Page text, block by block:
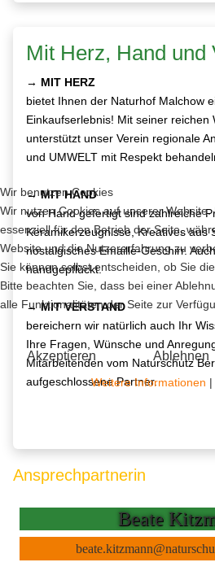
Mit Herz, Hand und
→ MIT HERZ
bietet Ihnen der Naturhof Malchow
Einkaufserlebnis! Mit seiner reichen
unterstützt unser Verein regionale
und UMWELT mit Respekt
→MIT HAND
von Hand gefertigt sind zahlreiche
Keramikerzeugnisse, Kreatives aus
nostalgisches Emaille-Geschirr.
handgepflückt.
→MIT VERSTAND
bereichern wir natürlich auch Ihr
Ihre Fragen, Wünsche und
Mitarbeitenden vom Naturschutz
aufgeschlossene Partner.
Ansprechpartnerin
Beate
Wir benutzen Cookies
Wir nutzen Cookies auf unserer Website.
essenziell für den Betrieb der Seite,
Website und die Nutzererfahrung zu
Sie können selbst entscheiden, ob Sie
Bitte beachten Sie, dass bei einer
alle Funktionalitäten der Seite zur
Akzeptieren Ablehnen
Weitere Informationen |